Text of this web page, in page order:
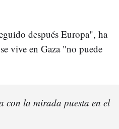
después Europa", ha
vive en Gaza "no puede
con la mirada puesta en el